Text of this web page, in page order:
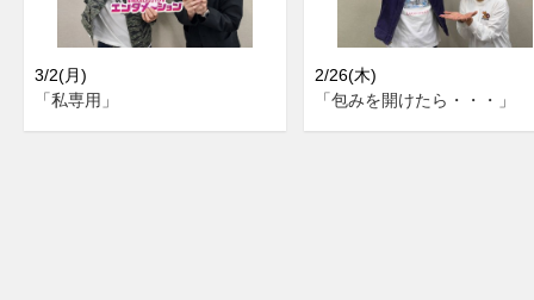
3/2(月)
「私専用」
2/26(木)
「包みを開けたら・・・」